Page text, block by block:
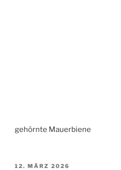
gehörnte Mauerbiene
VERÖFFENTLICHT
12. MÄRZ 2026